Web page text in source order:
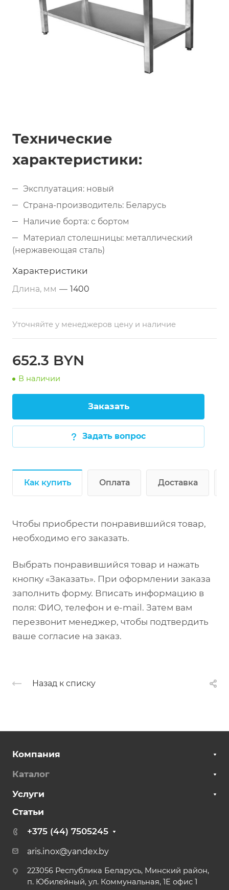
Технические
характеристики:
Эксплуатация: новый
Страна-производитель: Беларусь
Наличие борта: с бортом
Материал столешницы: металлический
(нержавеющая сталь)
нержавеющей стали
Размеры: 1400х800х860 мм
Тип по назначению: разделочный
Характеристики
Длина, мм — 1400
Уточняйте у менеджеров цену и наличие
652.3 BYN
В наличии
Заказать
Задать вопрос
Как купить Оплата Доставка
Чтобы приобрести понравившийся товар,
необходимо его заказать.
Выбрать понравившийся товар и нажать
кнопку «Заказать». При оформлении заказа
заполнить форму. Вписать информацию в
поля: ФИО, телефон и e-mail. Затем вам
перезвонит менеджер, чтобы подтвердить
ваше согласие на заказ.
Назад к списку
Компания
Каталог
Услуги
Статьи
+375 (44) 7505245
aris.inox@yandex.by
223056 Республика Беларусь, Минский район,
п. Юбилейный, ул. Коммунальная, 1Е офис 1